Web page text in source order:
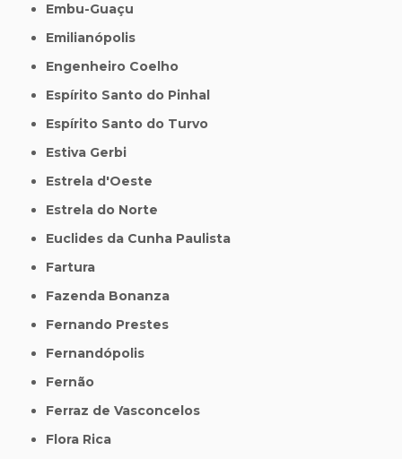
Embu-Guaçu
Emilianópolis
Engenheiro Coelho
Espírito Santo do Pinhal
Espírito Santo do Turvo
Estiva Gerbi
Estrela d'Oeste
Estrela do Norte
Euclides da Cunha Paulista
Fartura
Fazenda Bonanza
Fernando Prestes
Fernandópolis
Fernão
Ferraz de Vasconcelos
Flora Rica